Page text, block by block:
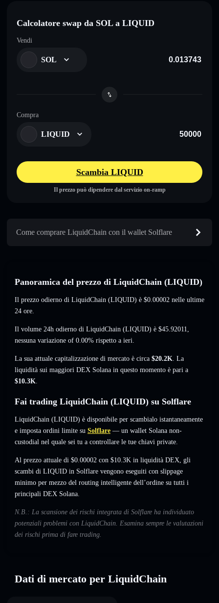
Calcolatore swap da SOL a LIQUID
Vendi
SOL
Compra
LIQUID
Scambia LIQUID
Il prezzo può dipendere dal servizio on-ramp
Come comprare LiquidChain con il wallet Solflare
Panoramica del prezzo di LiquidChain (LIQUID)
Il prezzo odierno di LiquidChain (LIQUID) è $0.00002 nelle ultime
24 ore.
Il volume 24h odierno di LiquidChain (LIQUID) è $45.92011,
nessuna variazione of 0.00% rispetto a ieri.
La sua attuale capitalizzazione di mercato è circa $20.2K. La
liquidità sui maggiori DEX Solana in questo momento è pari a
$10.3K.
Fai trading LiquidChain (LIQUID) su Solflare
LiquidChain (LIQUID) è disponibile per scambialo istantaneamente
e imposta ordini limite su Solflare — un wallet Solana non-
custodial nel quale sei tu a controllare le tue chiavi private.
Al prezzo attuale di $0.00002 con $10.3K in liquidità DEX, gli
scambi di LIQUID in Solflare vengono eseguiti con slippage
minimo per mezzo del routing intelligente dell’ordine su tutti i
principali DEX Solana.
N.B.: La scansione dei rischi integrata di Solflare ha individuato
potenziali problemi con LiquidChain. Esamina sempre le valutazioni
dei rischi prima di fare trading.
Dati di mercato per LiquidChain